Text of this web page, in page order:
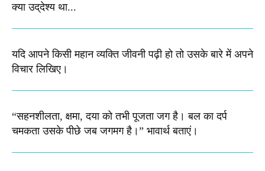
क्‍या उद्‌देश्‍य था...
यदि आपने किसी महान व्यक्ति जीवनी पढ़ी हो तो उसके बारे में अपने
विचार लिखिए।
“सहनशीलता, क्षमा, दया को तभी पूजता जग है। बल का दर्प
चमकता उसके पीछे जब जगमग है।”​ भावार्थ बताएं।